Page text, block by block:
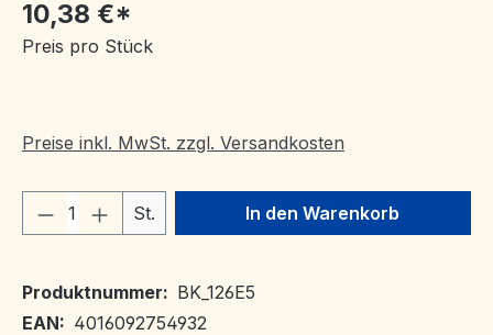
10,38 €*
Preis pro Stück
Preise inkl. MwSt. zzgl. Versandkosten
Produkt Anzahl: Gib den
St. In den Warenkorb
Produktnummer: BK_126E5
EAN: 4016092754932